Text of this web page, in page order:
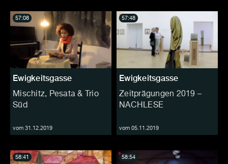
Ewigkeitsgasse
Mischitz, Pesata & Trio
Süd
vom 31.12.2019
57:08
Ewigkeitsgasse
Zeitprägungen 2019 –
NACHLESE
vom 05.11.2019
57:48
58:41 58:54